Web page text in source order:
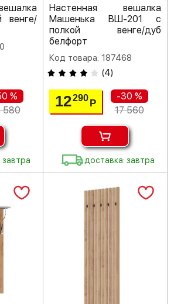
венге/
%
580
завтра
Настенная вешалка
Машенька ВШ-201 с
полкой венге/дуб
белфорт
Код товара: 187468
(4)
12290 Р
-30 %
17 560
доставка: завтра